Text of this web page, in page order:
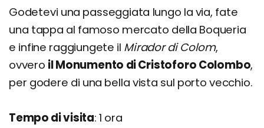
Godetevi una passeggiata lungo la via, fate
una tappa al famoso mercato della Boqueria
e infine raggiungete il Mirador di Colom,
ovvero il Monumento di Cristoforo Colombo,
per godere di una bella vista sul porto vecchio.
Tempo di visita: 1 ora